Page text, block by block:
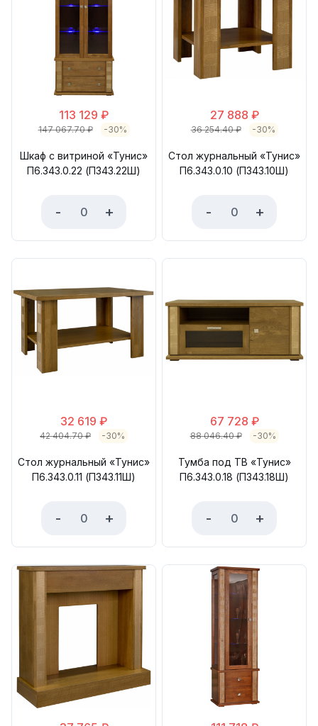
113 129 ₽
147 067.70₽ -30%
Шкаф с витриной «Тунис»
П6.343.0.22 (П343.22Ш)
- +
27 888 ₽
36 254.40₽ -30%
Стол журнальный «Тунис»
П6.343.0.10 (П343.10Ш)
- +
32 619 ₽
42 404.70₽ -30%
Стол журнальный «Тунис»
П6.343.0.11 (П343.11Ш)
- +
67 728 ₽
88 046.40₽ -30%
Тумба под ТВ «Тунис»
П6.343.0.18 (П343.18Ш)
- +